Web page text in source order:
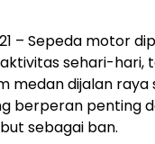
– Sepeda motor
sehari-hari,
medan dijalan
berperan penting
sebagai ban.